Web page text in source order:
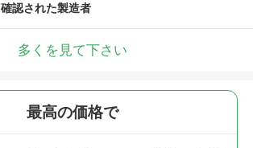
確認された製造者
多くを見て下さい
最高の価格で